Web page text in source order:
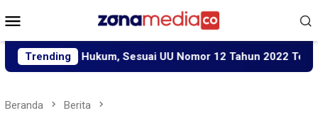
ke
Mobile
Trending
Hukum, Sesuai UU Nomor 12 Tahun 2022 Tentang TPKS
Beranda Berita